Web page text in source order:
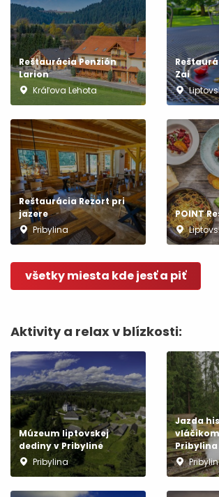
Reštaurácia Penzión
Larion
Kráľova Lehota
Zai
Reštaurácia Rezort pri
jazere
Pribylina
POINT
všetky miesta kde jesť a piť
Aktivity a relax v blízkosti:
Múzeum liptovskej
dediny v Pribyline
Pribylina
Jazda
Pribylina
Odchod